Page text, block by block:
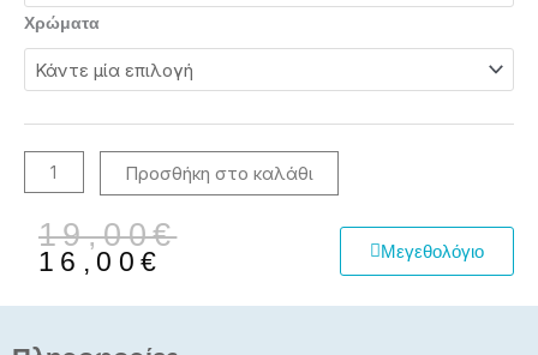
Χρώματα
Προσθήκη στο καλάθι
19,00€
Original
price
was:
19,00€.
16,00 €
Η
τρέχουσα
τιμή
είναι:
16,00€.
Μεγεθολόγιο